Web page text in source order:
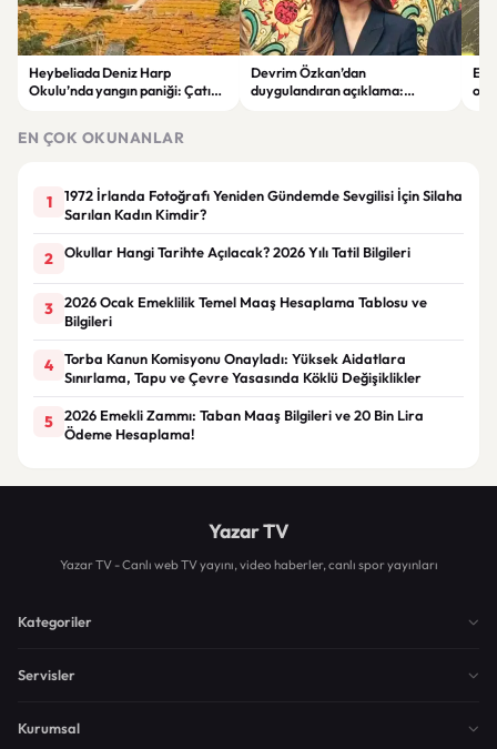
Heybeliada Deniz Harp
Okulu’nda yangın paniği: Çatıda
Devrim Özkan’dan
duygulandıran açıklama:
EN ÇOK OKUNANLAR
1
1972 İrlanda Fotoğrafı Yeniden Gündemde Sevgilisi İçin Silaha
Sarılan Kadın Kimdir?
2 Okullar Hangi Tarihte Açılacak? 2026 Yılı Tatil Bilgileri
3
2026 Ocak Emeklilik Temel Maaş Hesaplama Tablosu ve
Bilgileri
4
Torba Kanun Komisyonu Onayladı: Yüksek Aidatlara
Sınırlama, Tapu ve Çevre Yasasında Köklü Değişiklikler
5
2026 Emekli Zammı: Taban Maaş Bilgileri ve 20 Bin Lira
Ödeme Hesaplama!
Yazar TV
Yazar TV - Canlı web TV yayını, video haberler, canlı spor yayınları
Kategoriler
Servisler
Kurumsal